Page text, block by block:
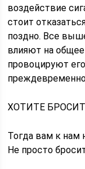
воздействие
стоит
поздно. Все
влияют на общее
провоцируют
ХОТИТЕ
Тогда вам к нам
Не просто